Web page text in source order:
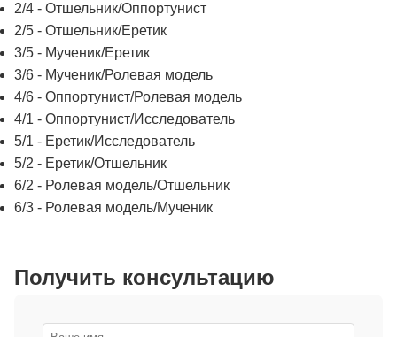
2/4 - Отшельник/Оппортунист
2/5 - Отшельник/Еретик
3/5 - Мученик/Еретик
3/6 - Мученик/Ролевая модель
4/6 - Оппортунист/Ролевая модель
4/1 - Оппортунист/Исследователь
5/1 - Еретик/Исследователь
5/2 - Еретик/Отшельник
6/2 - Ролевая модель/Отшельник
6/3 - Ролевая модель/Мученик
Получить консультацию